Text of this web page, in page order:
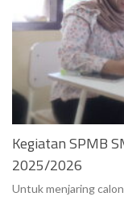
Kegiatan SPMB
2025/2026
Untuk menjaring